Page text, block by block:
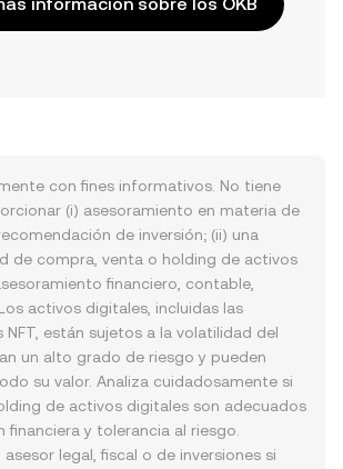
con fines informativos. No tiene
(i) asesoramiento en materia de
de inversión; (ii) una
de compra, venta o holding de activos
financiero, contable,
activos digitales, incluidas las
NFT, están sujetos a la volatilidad del
un alto grado de riesgo y pueden
su valor. Analiza cuidadosamente si
de activos digitales son adecuados
financiera y tolerancia al riesgo.
legal, fiscal o de inversiones si